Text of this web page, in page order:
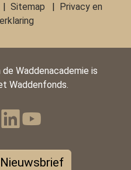
| Sitemap | Privacy en
Waddenacademie is
Waddenfonds.